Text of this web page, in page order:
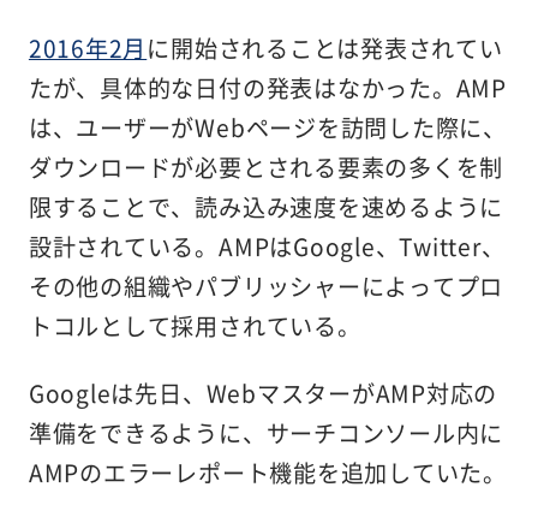
2016年2月 に開始されることは発表されてい
たが、具体的な日付の発表はなかった。AMP
は、ユーザーがWebページを訪問した際に、
ダウンロードが必要とされる要素の多くを制
限することで、読み込み速度を速めるように
設計されている。AMPはGoogle、Twitter、
その他の組織やパブリッシャーによってプロ
トコルとして採用されている。
Googleは先日、WebマスターがAMP対応の
準備をできるように、サーチコンソール内に
AMPのエラーレポート機能を追加していた。